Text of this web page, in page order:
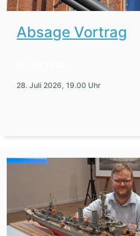
Absage Vortrag
28. Juli 2026, 19.00 Uhr